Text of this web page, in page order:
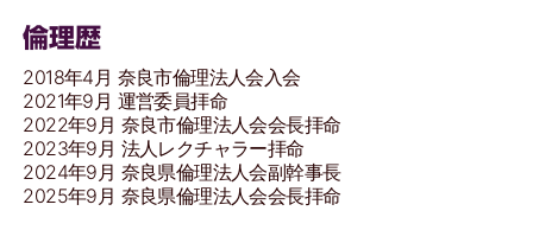
倫理歴
2018年4月 奈良市倫理法人会入会
2021年9月 運営委員拝命
2022年9月 奈良市倫理法人会会長拝命
2023年9月 法人レクチャラー拝命
2024年9月 奈良県倫理法人会副幹事長
2025年9月 奈良県倫理法人会会長拝命